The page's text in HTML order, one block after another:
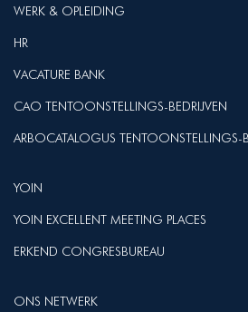
WERK & OPLEIDING
HR
VACATURE BANK
CAO TENTOONSTELLINGS-BEDRIJVEN
ARBOCATALOGUS TENTOONSTELLINGS-
YOIN
YOIN EXCELLENT MEETING PLACES
ERKEND CONGRESBUREAU
ONS NETWERK